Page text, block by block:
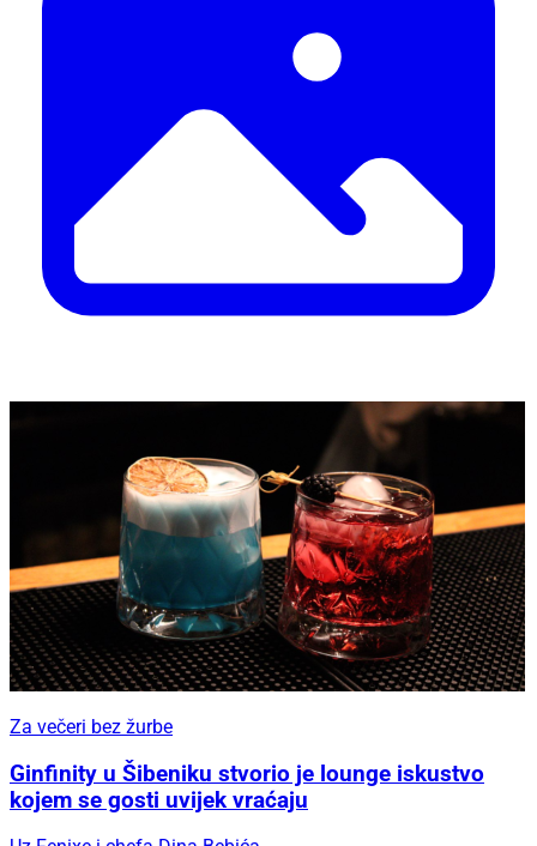
Za večeri bez žurbe
Ginfinity u Šibeniku stvorio je lounge iskustvo
kojem se gosti uvijek vraćaju